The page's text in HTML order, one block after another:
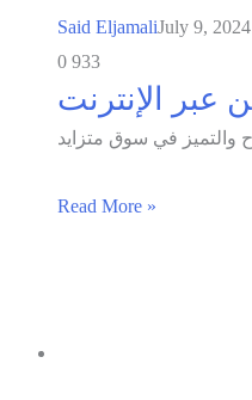
Said EljamaliJuly 9, 2024
0 933
Read More »